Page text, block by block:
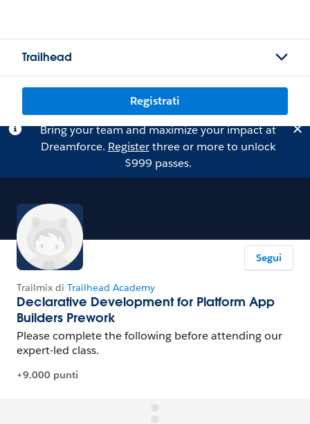
Trailhead
Registrati
Bring your team and maximize your impact at
Dreamforce. Registerthree or more to unlock
$999 passes.
Segui